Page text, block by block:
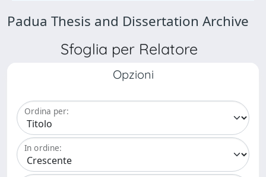
Padua Thesis and Dissertation Archive
Sfoglia per Relatore
Opzioni
Ordina per:
In ordine: